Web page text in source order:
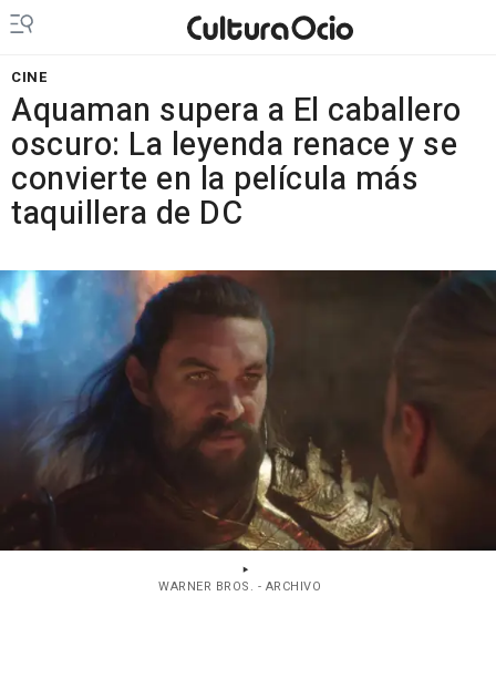
CINE
Aquaman supera a El caballero
oscuro: La leyenda renace y se
convierte en la película más
taquillera de DC
WARNER BROS. - ARCHIVO